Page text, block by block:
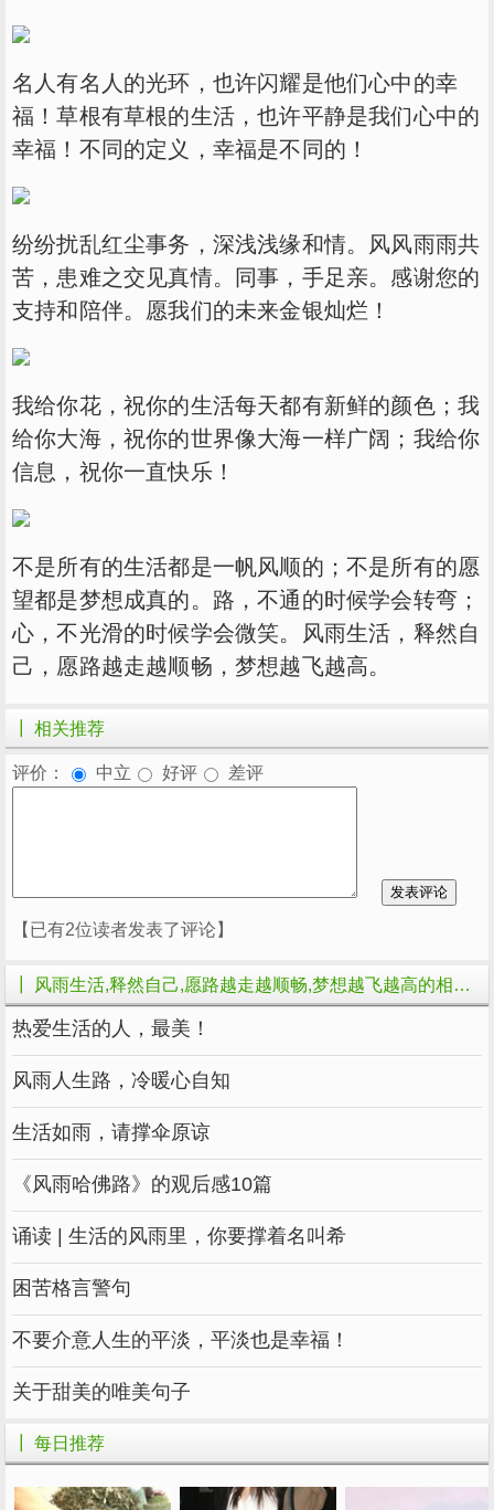
名人有名人的光环，也许闪耀是他们心中的幸
福！草根有草根的生活，也许平静是我们心中的
幸福！不同的定义，幸福是不同的！
纷纷扰乱红尘事务，深浅浅缘和情。风风雨雨共
苦，患难之交见真情。同事，手足亲。感谢您的
支持和陪伴。愿我们的未来金银灿烂！
我给你花，祝你的生活每天都有新鲜的颜色；我
给你大海，祝你的世界像大海一样广阔；我给你
信息，祝你一直快乐！
不是所有的生活都是一帆风顺的；不是所有的愿
望都是梦想成真的。路，不通的时候学会转弯；
心，不光滑的时候学会微笑。风雨生活，释然自
己，愿路越走越顺畅，梦想越飞越高。
┃ 相关推荐
评价： 中立 好评 差评
【已有2位读者发表了评论】
┃ 风雨生活,释然自己,愿路越走越顺畅,梦想越飞越高的相关文章
​热爱生活的人，最美！
风雨人生路，冷暖心自知
生活如雨，请撑伞原谅
《风雨哈佛路》的观后感10篇
诵读 | 生活的风雨里，你要撑着名叫希
困苦格言警句
不要介意人生的平淡，平淡也是幸福！
关于甜美的唯美句子
┃ 每日推荐